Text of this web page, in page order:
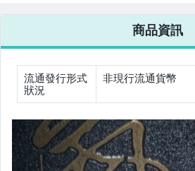
商品資訊
流通發行形式
狀況
非現行流通貨幣